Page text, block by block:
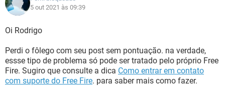
5 out 2021 às 09:39
Oi Rodrigo
Perdi o fôlego com seu post sem pontuação. na verdade,
essse tipo de problema só pode ser tratado pelo próprio Free
Fire. Sugiro que consulte a dica Como entrar em contato
com suporte do Free Fire. para saber mais como fazer.